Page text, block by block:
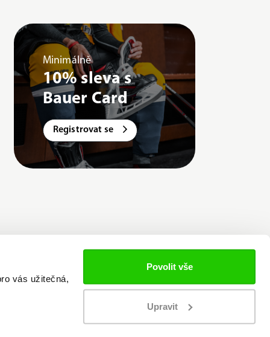
vás užitečná,
Povolit vše
Upravit
Minimálně
10% sleva s
Bauer Card
Registrovat se